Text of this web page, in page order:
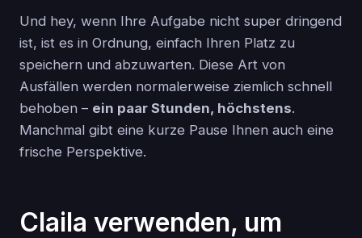
Und hey, wenn Ihre Aufgabe nicht super dringend
ist, ist es in Ordnung, einfach Ihren Platz zu
speichern und abzuwarten. Diese Art von
Ausfällen werden normalerweise ziemlich schnell
behoben – ein paar Stunden, höchstens.
Manchmal gibt eine kurze Pause Ihnen auch eine
frische Perspektive.
Claila verwenden, um